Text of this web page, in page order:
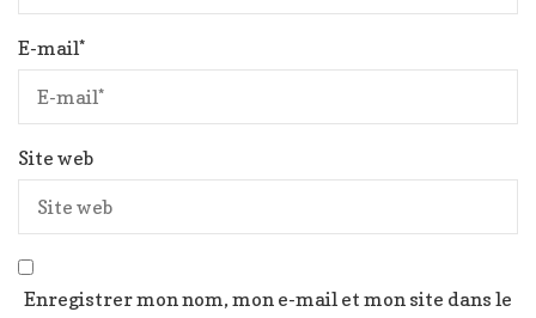
E-mail*
Site web
Enregistrer mon nom, mon e-mail et mon site dans le